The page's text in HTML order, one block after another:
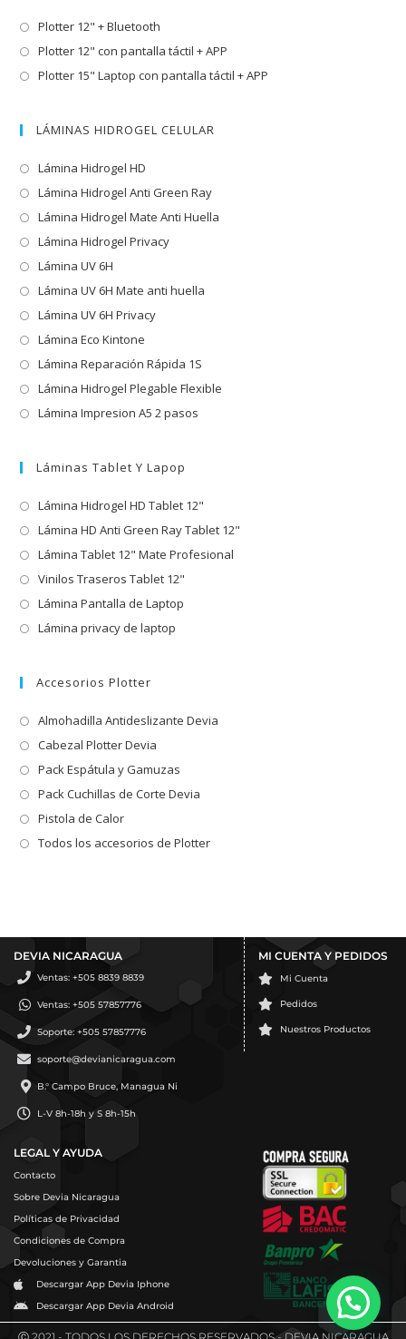
Plotter 12" + Bluetooth
Plotter 12" con pantalla táctil + APP
Plotter 15" Laptop con pantalla táctil + APP
LÁMINAS HIDROGEL CELULAR
Lámina Hidrogel HD
Lámina Hidrogel Anti Green Ray
Lámina Hidrogel Mate Anti Huella
Lámina Hidrogel Privacy
Lámina UV 6H
Lámina UV 6H Mate anti huella
Lámina UV 6H Privacy
Lámina Eco Kintone
Lámina Reparación Rápida 1S
Lámina Hidrogel Plegable Flexible
Lámina Impresion A5 2 pasos
Láminas Tablet Y Lapop
Lámina Hidrogel HD Tablet 12"
Lámina HD Anti Green Ray Tablet 12"
Lámina Tablet 12" Mate Profesional
Vinilos Traseros Tablet 12"
Lámina Pantalla de Laptop
Lámina privacy de laptop
Accesorios Plotter
Almohadilla Antideslizante Devia
Cabezal Plotter Devia
Pack Espátula y Gamuzas
Pack Cuchillas de Corte Devia
Pistola de Calor
Todos los accesorios de Plotter
DEVIA NICARAGUA
Ventas: +505 8839 8839
Ventas: +505 57857776
Soporte: +505 57857776
soporte@devianicaragua.com
B.° Campo Bruce, Managua Ni
L-V 8h-18h y S 8h-15h
MI CUENTA Y PEDIDOS
Mi Cuenta
Pedidos
Nuestros Productos
LEGAL Y AYUDA
Contacto
Sobre Devia Nicaragua
Políticas de Privacidad
Condiciones de Compra
Devoluciones y Garantia
Descargar App Devia Iphone
Descargar App Devia Android